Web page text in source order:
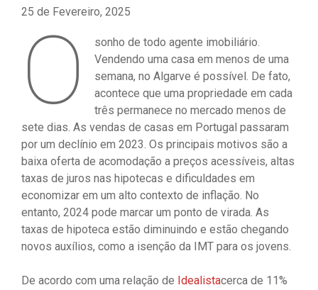
25 de Fevereiro, 2025
O
sonho de todo agente imobiliário.
Vendendo uma casa em menos de uma
semana, no Algarve é possível. De fato,
acontece que uma propriedade em cada
três permanece no mercado menos de
sete dias. As vendas de casas em Portugal passaram
por um declínio em 2023. Os principais motivos são a
baixa oferta de acomodação a preços acessíveis, altas
taxas de juros nas hipotecas e dificuldades em
economizar em um alto contexto de inflação. No
entanto, 2024 pode marcar um ponto de virada. As
taxas de hipoteca estão diminuindo e estão chegando
novos auxílios, como a isenção da IMT para os jovens.
De acordo com uma relação de Idealistacerca de 11%